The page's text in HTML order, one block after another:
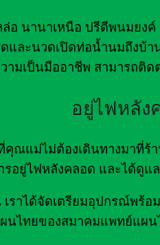
อ นานาเหนือ ปรีดีพนมยง
และนวดเปิดท่อน้ำนมถึงบ้
มเป็นมืออาชีพ สามารถติด
อยู่ไฟหลัง
คุณแม่ไม่ต้องเดินทางมาที่
รอยู่ไฟหลังคลอด และได้ดู
เราได้จัดเตรียมอุปกรณ์พ
นไทยของสมาคมแพทย์แผน